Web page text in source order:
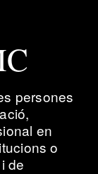
persones
en
o
de